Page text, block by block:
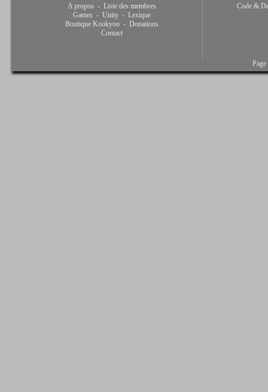
A propos - Liste des membres
Games - Unity - Lexique
Boutique Kookyoo - Donations
Contact
Code &